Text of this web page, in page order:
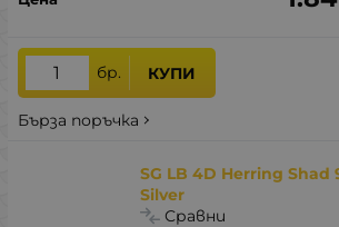
бр. КУПИ
Бърза поръчка
SG LB 4D Herring Shad
Silver
Сравни